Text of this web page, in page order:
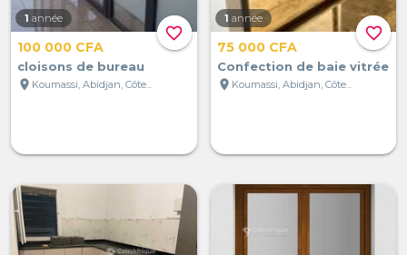
favorite_border
1 année
100 000 CFA
cloisons de bureau
location_on
Koumassi, Abidjan, Côte d'Ivoire
favorite_border
1 année
75 000 CFA
Confection de baie vitrée
location_on
Koumassi, Abidjan, Côte d'Ivoire